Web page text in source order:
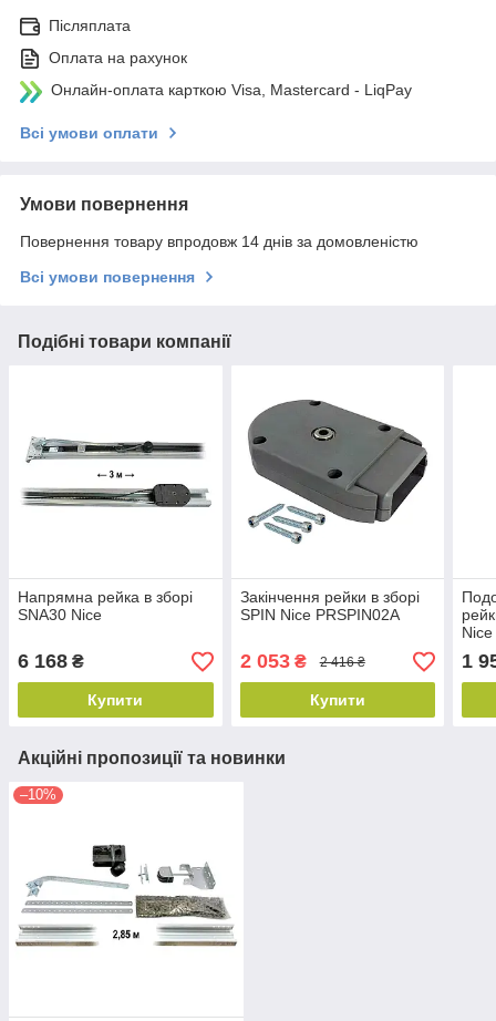
Післяплата
Оплата на рахунок
Онлайн-оплата карткою Visa, Mastercard - LiqPay
Всі умови оплати
Умови повернення
Повернення товару впродовж 14 днів за домовленістю
Всі умови повернення
Подібні товари компанії
Напрямна рейка в зборі
SNA30 Nice
6 168 ₴
Купити
Закінчення рейки в зборі
SPIN Nice PRSPIN02A
2 053₴ 2 416 ₴
Купити
Nice
1
Акційні пропозиції та новинки
–10%